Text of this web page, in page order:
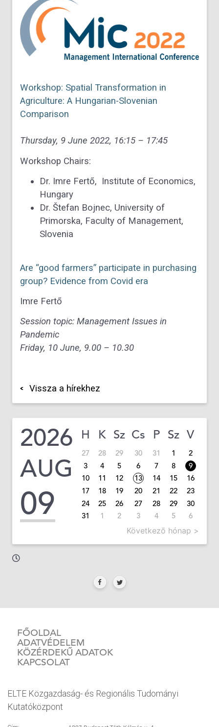
Workshop: Spatial Transformation in
Agriculture: A Hungarian-Slovenian
Comparison
Thursday, 9 June 2022, 16:15 – 17:45
Workshop Chairs:
Dr. Imre Fertő, Institute of Economics,
Hungary
Dr. Štefan Bojnec, University of
Primorska, Faculty of Management,
Slovenia
Are “good farmers” participate in purchasing
group? Evidence from Covid era
Imre Fertő
Session topic: Management Issues in
Pandemic
Friday, 10 June, 9.00 – 10.30
Vissza a hírekhez
2026
AUG
09
H K Sz Cs P Sz V
27 28 29 30 31 1
2
3
4 5 6 7 8
9
10
11 12 13 14 15
16
17
18 19 20 21 22
23
24
25 26 27 28 29
30
31
1 2 3 4 5 6
Következő hónap >
FŐOLDAL
ADATVÉDELEM
KÖZÉRDEKŰ ADATOK
KAPCSOLAT
ELTE Közgazdaság- és Regionális Tudományi
Kutatóközpont